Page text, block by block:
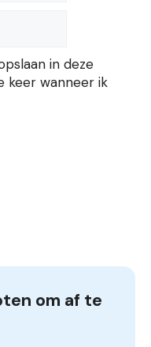
in deze
keer wanneer ik
om af te